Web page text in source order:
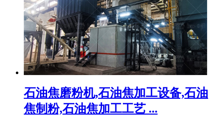
石油焦磨粉机,石油焦加工设备,石油
焦制粉,石油焦加工工艺 ...